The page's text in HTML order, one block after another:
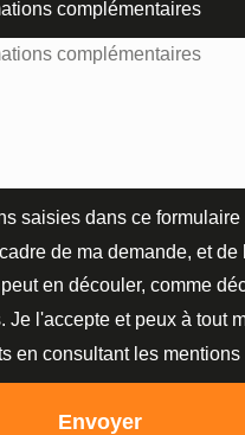
complémentaires
saisies dans ce formulaire
de ma demande, et de
en découler, comme
Je l'accepte et peux à tout
en consultant les mentions
Envoyer